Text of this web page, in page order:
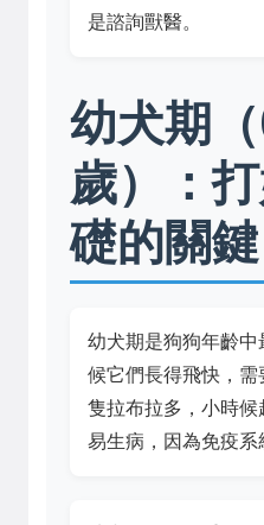
是諮詢獸醫。
幼犬期
歲）：
礎的關鍵
幼犬期是狗狗年齡
候它們長得飛快，
隻拉布拉多，小時
易生病，因為免疫系